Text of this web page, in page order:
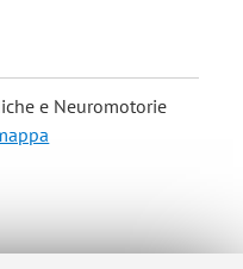
e Neuromotorie